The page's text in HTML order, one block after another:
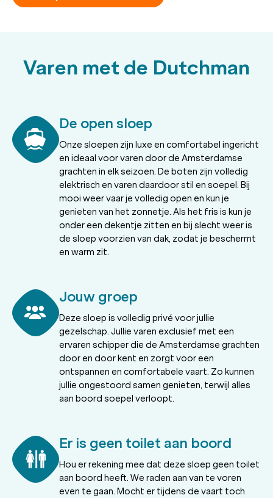
Varen met de Dutchman
De open sloep
Onze sloepen zijn luxe en comfortabel ingericht
en ideaal voor varen door de Amsterdamse
grachten in elk seizoen. De boten zijn volledig
elektrisch en varen daardoor stil en soepel. Bij
mooi weer vaar je volledig open en kun je
genieten van het zonnetje. Als het fris is kun je
onder een dekentje zitten en bij slecht weer is
de sloep voorzien van dak, zodat je beschermt
en warm zit.
Jouw groep
Deze sloep is volledig privé voor jullie
gezelschap. Jullie varen exclusief met een
ervaren schipper die de Amsterdamse grachten
door en door kent en zorgt voor een
ontspannen en comfortabele vaart. Zo kunnen
jullie ongestoord samen genieten, terwijl alles
aan boord soepel verloopt.
Er is geen toilet aan boord
Hou er rekening mee dat deze sloep geen toilet
aan boord heeft. We raden aan van te voren
even te gaan. Mocht er tijdens de vaart toch